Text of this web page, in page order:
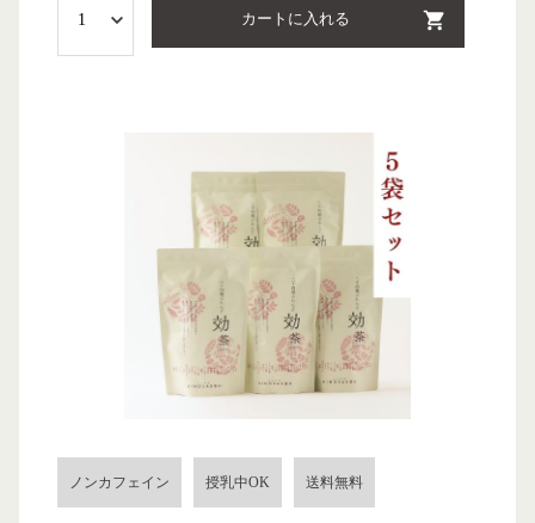
カートに入れる
ノンカフェイン 授乳中OK 送料無料